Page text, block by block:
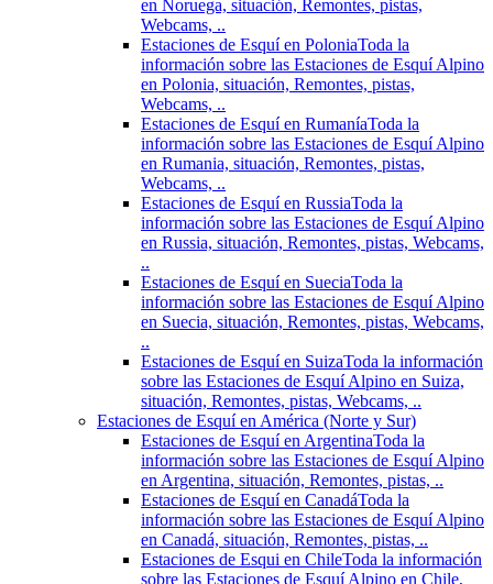
en Noruega, situación, Remontes, pistas,
Webcams, ..
Estaciones de Esquí en PoloniaToda la
información sobre las Estaciones de Esquí Alpino
en Polonia, situación, Remontes, pistas,
Webcams, ..
Estaciones de Esquí en RumaníaToda la
información sobre las Estaciones de Esquí Alpino
en Rumania, situación, Remontes, pistas,
Webcams, ..
Estaciones de Esquí en RussiaToda la
información sobre las Estaciones de Esquí Alpino
en Russia, situación, Remontes, pistas, Webcams,
..
Estaciones de Esquí en SueciaToda la
información sobre las Estaciones de Esquí Alpino
en Suecia, situación, Remontes, pistas, Webcams,
..
Estaciones de Esquí en SuizaToda la información
sobre las Estaciones de Esquí Alpino en Suiza,
situación, Remontes, pistas, Webcams, ..
Estaciones de Esquí en América (Norte y Sur)
Estaciones de Esquí en ArgentinaToda la
información sobre las Estaciones de Esquí Alpino
en Argentina, situación, Remontes, pistas, ..
Estaciones de Esquí en CanadáToda la
información sobre las Estaciones de Esquí Alpino
en Canadá, situación, Remontes, pistas, ..
Estaciones de Esqui en ChileToda la información
sobre las Estaciones de Esquí Alpino en Chile,